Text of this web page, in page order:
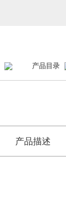
产品目录
产品描述